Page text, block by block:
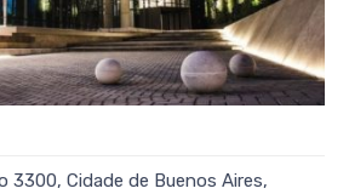
3300, Cidade de Buenos Aires,